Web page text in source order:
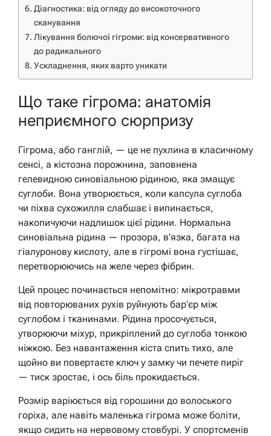
Діагностика: від огляду до високоточного
сканування
Лікування болючої гігроми: від консервативного
до радикального
Ускладнення, яких варто уникати
Що таке гігрома: анатомія
неприємного сюрпризу
Гігрома, або ганглій, — це не пухлина в класичному
сенсі, а кістозна порожнина, заповнена
гелевидною синовіальною рідиною, яка змащує
суглоби. Вона утворюється, коли капсула суглоба
чи піхва сухожилля слабшає і випинається,
накопичуючи надлишок цієї рідини. Нормальна
синовіальна рідина — прозора, в’язка, багата на
гіалуронову кислоту, але в гігромі вона густішає,
перетворюючись на желе через фібрин.
Цей процес починається непомітно: мікротравми
від повторюваних рухів руйнують бар’єр між
суглобом і тканинами. Рідина просочується,
утворюючи міхур, прикріплений до суглоба тонкою
ніжкою. Без навантаження кіста спить тихо, але
щойно ви повертаєте ключ у замку чи печете пиріг
— тиск зростає, і ось біль прокидається.
Розмір варіюється від горошини до волоського
горіха, але навіть маленька гігрома може боліти,
якщо сидить на нервовому стовбурі. У спортсменів